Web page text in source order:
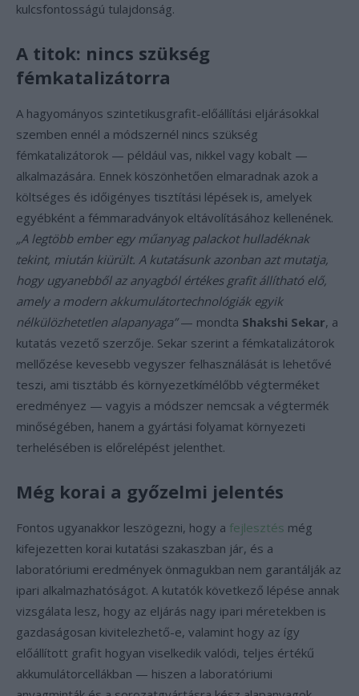
kulcsfontosságú tulajdonság.
A titok: nincs szükség
fémkatalizátorra
A hagyományos szintetikusgrafit-előállítási eljárásokkal
szemben ennél a módszernél nincs szükség
fémkatalizátorok — például vas, nikkel vagy kobalt —
alkalmazására. Ennek köszönhetően elmaradnak azok a
költséges és időigényes tisztítási lépések is, amelyek
egyébként a fémmaradványok eltávolításához kellenének.
„A legtöbb ember egy műanyag palackot hulladéknak
tekint, miután kiürült. A kutatásunk azonban azt mutatja,
hogy ugyanebből az anyagból értékes grafit állítható elő,
amely a modern akkumulátortechnológiák egyik
nélkülözhetetlen alapanyaga”— mondta Shakshi Sekar, a
kutatás vezető szerzője. Sekar szerint a fémkatalizátorok
mellőzése kevesebb vegyszer felhasználását is lehetővé
teszi, ami tisztább és környezetkímélőbb végterméket
eredményez — vagyis a módszer nemcsak a végtermék
minőségében, hanem a gyártási folyamat környezeti
terhelésében is előrelépést jelenthet.
Még korai a győzelmi jelentés
Fontos ugyanakkor leszögezni, hogy a fejlesztés még
kifejezetten korai kutatási szakaszban jár, és a
laboratóriumi eredmények önmagukban nem garantálják az
ipari alkalmazhatóságot. A kutatók következő lépése annak
vizsgálata lesz, hogy az eljárás nagy ipari méretekben is
gazdaságosan kivitelezhető-e, valamint hogy az így
előállított grafit hogyan viselkedik valódi, teljes értékű
akkumulátorcellákban — hiszen a laboratóriumi